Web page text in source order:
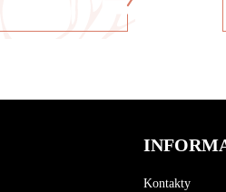
Kontakty